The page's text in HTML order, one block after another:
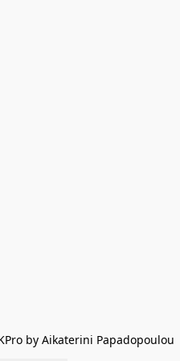
by Aikaterini Papadopoulou